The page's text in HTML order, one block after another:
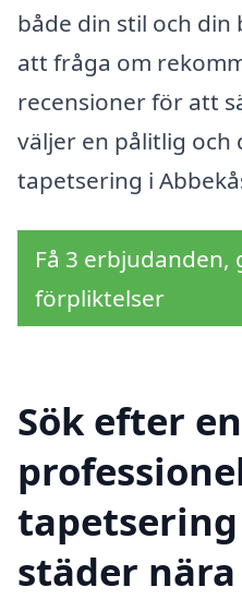
både din stil och din
att fråga om
recensioner för att
väljer en pålitlig
tapetsering i
Få 3 erbjudanden,
förpliktelser
Sök efter en
städer